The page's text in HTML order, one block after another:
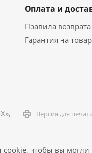
Оплата и
Правила возврата
Гарантия на товар
Версия для печати
cookie, чтобы вы